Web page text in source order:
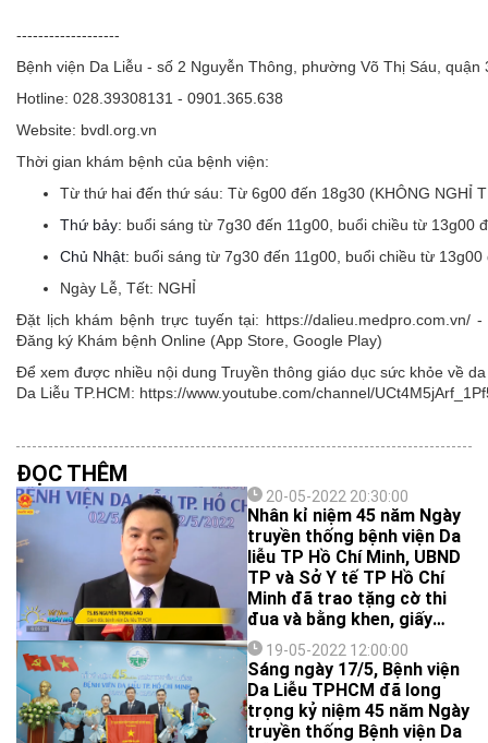
-------------------
Bệnh viện Da Liễu - số 2 Nguyễn Thông, phường Võ Thị Sáu, quận
Hotline: 028.39308131 - 0901.365.638
Website: bvdl.org.vn
Thời gian khám bệnh của bệnh viện:
Từ thứ hai đến thứ sáu: Từ 6g00 đến 18g30 (KHÔNG NGHỈ
Thứ bảy: buổi sáng từ 7g30 đến 11g00, buổi chiều từ 13g00
Chủ Nhật: buổi sáng từ 7g30 đến 11g00, buổi chiều từ 13g00
Ngày Lễ, Tết: NGHỈ
Đặt lịch khám bệnh trực tuyến tại: https://dalieu.medpro.com.vn/
Đăng ký Khám bệnh Online (App Store, Google Play)
Để xem được nhiều nội dung Truyền thông giáo dục sức khỏe về
Da Liễu TP.HCM: https://www.youtube.com/channel/
ĐỌC THÊM
20-05-2022 20:30:00
Nhân kỉ niệm 45 năm Ngày
truyền thống bệnh viện Da
liễu TP Hồ Chí Minh, UBND
TP và Sở Y tế TP Hồ Chí
Minh đã trao tặng cờ thi
đua và bằng khen, giấy
khen đến các tập thể, cá
nhân của bệnh viện đã có
hoạt động chống dịch xuất
sắc.
19-05-2022 12:00:00
Sáng ngày 17/5, Bệnh viện
Da Liễu TPHCM đã long
trọng kỷ niệm 45 năm Ngày
truyền thống Bệnh viện Da